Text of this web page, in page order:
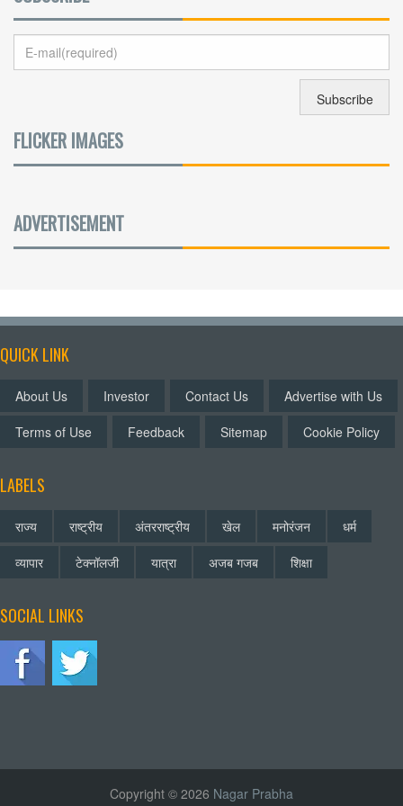
FLICKER IMAGES
ADVERTISEMENT
QUICK LINK
About Us Investor Contact Us
Advertise with Us
Terms of Use
Feedback Sitemap Cookie Policy
LABELS
राज्य राष्ट्रीय अंतरराष्ट्रीय खेल मनोरंजन
धर्म
व्यापार
टेक्नॉलजी यात्रा अजब गजब शिक्षा
SOCIAL LINKS
Copyright © 2026 Nagar Prabha